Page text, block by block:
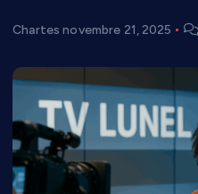
Chartes novembre 21, 2025